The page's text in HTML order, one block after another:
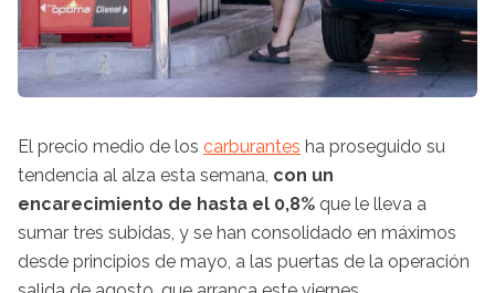
El precio medio de los carburantes ha proseguido su
tendencia al alza esta semana, con un
encarecimiento de hasta el 0,8% que le lleva a
sumar tres subidas, y se han consolidado en máximos
desde principios de mayo, a las puertas de la operación